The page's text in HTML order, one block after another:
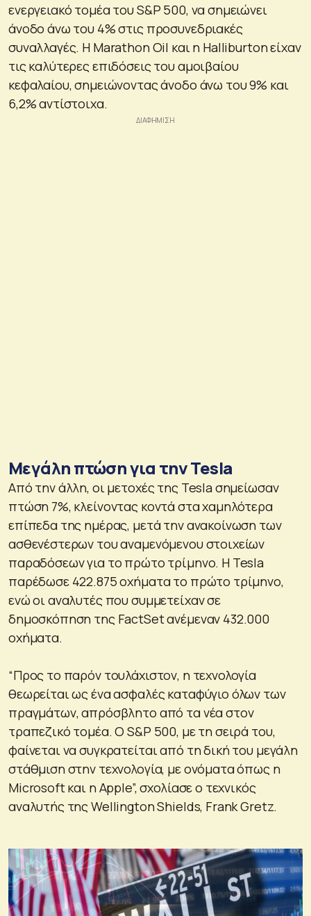
ενεργειακό τομέα του S&P 500, να σημειώνει
άνοδο άνω του 4% στις προσυνεδριακές
συναλλαγές. Η Marathon Oil και η Halliburton είχαν
τις καλύτερες επιδόσεις του αμοιβαίου
κεφαλαίου, σημειώνοντας άνοδο άνω του 9% και
6,2% αντίστοιχα.
Μεγάλη πτώση για την Tesla
Από την άλλη, οι μετοχές της Tesla σημείωσαν
πτώση 7%, κλείνοντας κοντά στα χαμηλότερα
επίπεδα της ημέρας, μετά την ανακοίνωση των
ασθενέστερων του αναμενόμενου στοιχείων
παραδόσεων για το πρώτο τρίμηνο. Η Tesla
παρέδωσε 422.875 οχήματα το πρώτο τρίμηνο,
ενώ οι αναλυτές που συμμετείχαν σε
δημοσκόπηση της FactSet ανέμεναν 432.000
οχήματα.
“Προς το παρόν τουλάχιστον, η τεχνολογία
θεωρείται ως ένα ασφαλές καταφύγιο όλων των
πραγμάτων, απρόσβλητο από τα νέα στον
τραπεζικό τομέα. Ο S&P 500, με τη σειρά του,
φαίνεται να συγκρατείται από τη δική του μεγάλη
στάθμιση στην τεχνολογία, με ονόματα όπως η
Microsoft και η Apple”, σχολίασε ο τεχνικός
αναλυτής της Wellington Shields, Frank Gretz.